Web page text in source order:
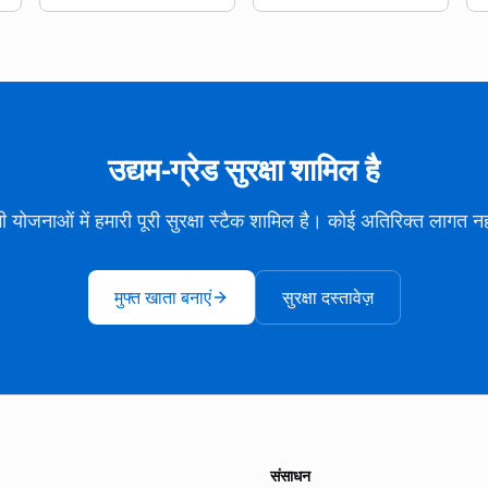
उद्यम-ग्रेड सुरक्षा शामिल है
योजनाओं में हमारी पूरी सुरक्षा स्टैक शामिल है। कोई अतिरिक्त लागत
मुफ्त खाता बनाएं सुरक्षा दस्तावेज़
संसाधन